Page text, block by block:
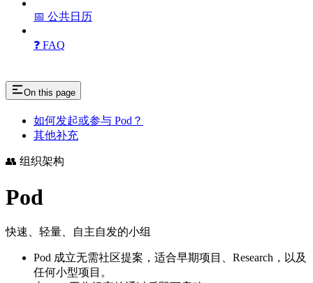
📅 公共日历
❓ FAQ
On this page
如何发起或参与 Pod？
其他补充
👥 组织架构
Pod
快速、轻量、自主自发的小组
Pod 成立无需社区提案，适合早期项目、Research，以及
任何小型项目。